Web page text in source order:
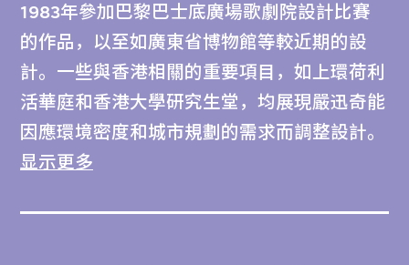
1983年參加巴黎巴士底廣場歌劇院設計比賽
的作品，以至如廣東省博物館等較近期的設
計。一些與香港相關的重要項目，如上環荷利
活華庭和香港大學研究生堂，均展現嚴迅奇能
因應環境密度和城市規劃的需求而調整設計。
显示更多